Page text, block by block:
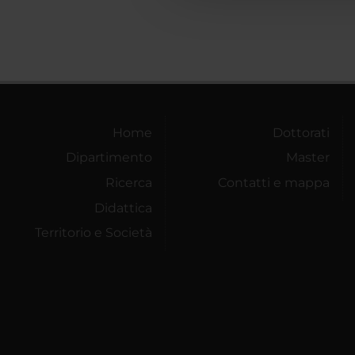
Home
Dipartimento
Ricerca
Didattica
Territorio e Società
Dottorati
Master
Contatti e mappa